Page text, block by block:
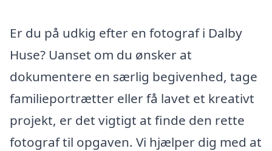
Er du på udkig efter en fotograf i Dalby
Huse? Uanset om du ønsker at
dokumentere en særlig begivenhed, tage
familieportrætter eller få lavet et kreativt
projekt, er det vigtigt at finde den rette
fotograf til opgaven. Vi hjælper dig med at